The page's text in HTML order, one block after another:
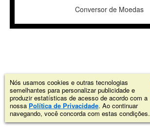
Conversor de Moedas
Nós usamos cookies e outras tecnologias
semelhantes para personalizar publicidade e
produzir estatísticas de acesso de acordo com a
nossa Política de Privacidade. Ao continuar
navegando, você concorda com estas condições.